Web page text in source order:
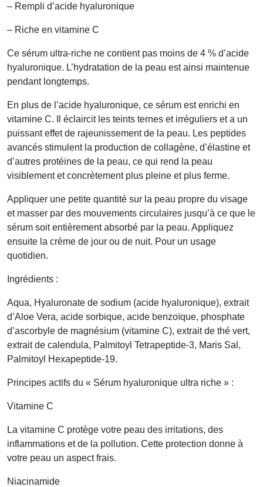
– Rempli d’acide hyaluronique
– Riche en vitamine C
Ce sérum ultra-riche ne contient pas moins de 4 % d’acide
hyaluronique. L’hydratation de la peau est ainsi maintenue
pendant longtemps.
En plus de l’acide hyaluronique, ce sérum est enrichi en
vitamine C. Il éclaircit les teints ternes et irréguliers et a un
puissant effet de rajeunissement de la peau. Les peptides
avancés stimulent la production de collagène, d’élastine et
d’autres protéines de la peau, ce qui rend la peau
visiblement et concrètement plus pleine et plus ferme.
Appliquer une petite quantité sur la peau propre du visage
et masser par des mouvements circulaires jusqu’à ce que le
sérum soit entièrement absorbé par la peau. Appliquez
ensuite la crème de jour ou de nuit. Pour un usage
quotidien.
Ingrédients :
Aqua, Hyaluronate de sodium (acide hyaluronique), extrait
d’Aloe Vera, acide sorbique, acide benzoïque, phosphate
d’ascorbyle de magnésium (vitamine C), extrait de thé vert,
extrait de calendula, Palmitoyl Tetrapeptide-3, Maris Sal,
Palmitoyl Hexapeptide-19.
Principes actifs du « Sérum hyaluronique ultra riche » :
Vitamine C
La vitamine C protège votre peau des irritations, des
inflammations et de la pollution. Cette protection donne à
votre peau un aspect frais.
Niacinamide